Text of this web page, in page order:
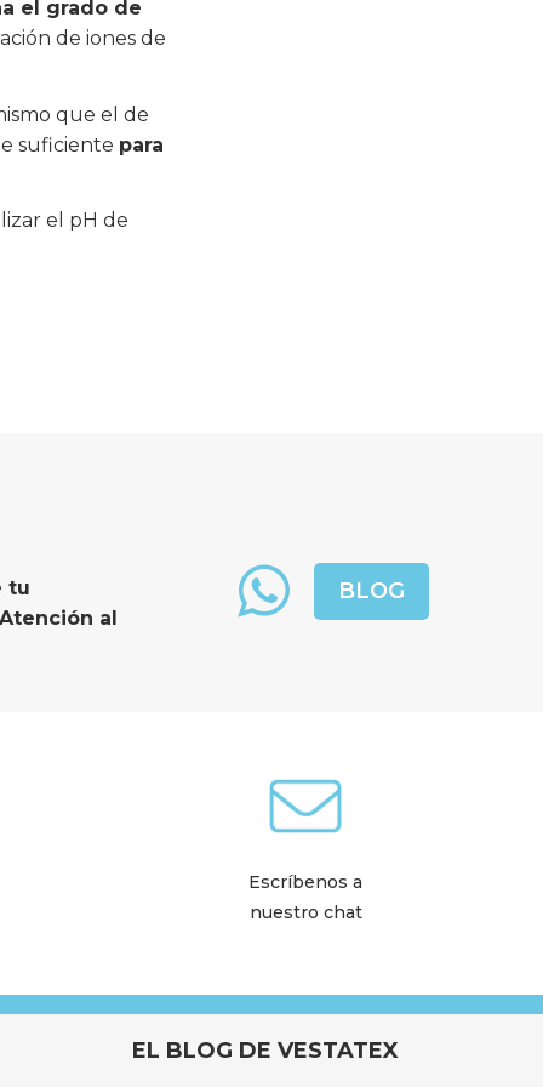
el grado de
de iones de
que el de
suficiente para
el pH de
tu
Atención al
BLOG
Escríbenos a
nuestro chat
EL BLOG DE VESTATEX